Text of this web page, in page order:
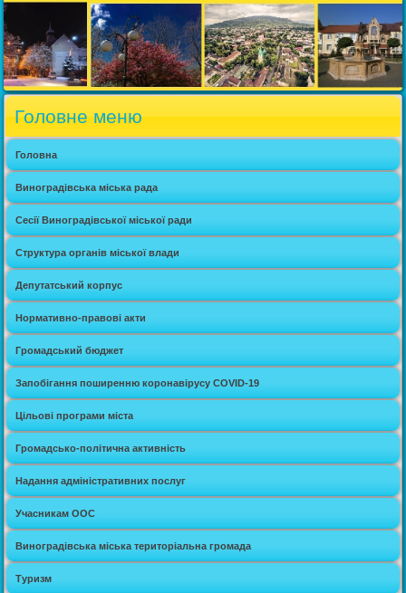
Головне меню
Головна
Виноградівська міська рада
Сесії Виноградівської міської ради
Структура органів міської влади
Депутатський корпус
Нормативно-правові акти
Громадський бюджет
Запобігання поширенню коронавірусу COVID-19
Цільові програми міста
Громадсько-політична активність
Надання адміністративних послуг
Учасникам ООС
Виноградівська міська територіальна громада
Туризм